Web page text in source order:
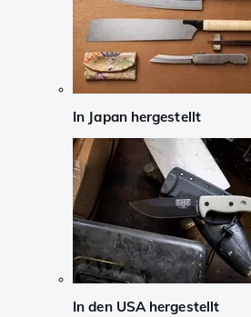
In Japan hergestellt
In den USA hergestellt